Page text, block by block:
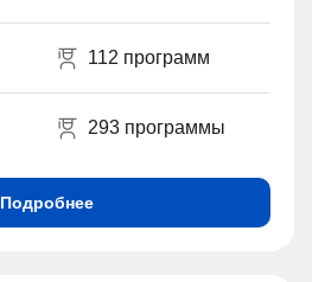
112 программ
293 программы
Подробнее